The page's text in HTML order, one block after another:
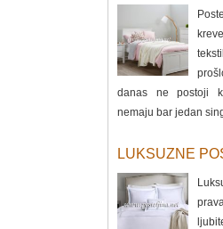
danas ne postoji
nemaju bar jedan
LUKSUZNE